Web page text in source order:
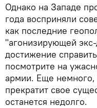
Однако на Западе
года восприняли
как последние
"агонизирующей
достижение
посмотрите на
армии. Еще немного,
прекратит свое
останется недолго.